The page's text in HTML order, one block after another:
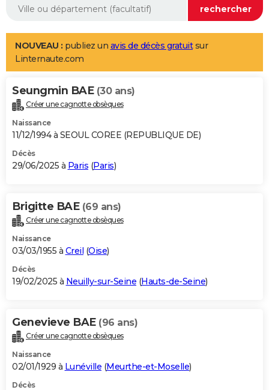
Aménagement intérieur
LIFESTYLE
Art de vivre
Bien-être
Loisirs
Mode
Modes de vie
Alimentation
Guide de la santé
Maladies
Médicaments
Sommeil
VOYAGE
Destinations
City break
Voyage nature
Voyage de noces
Forum
Climat
+PHOTO
GUIDES D'ACHAT
BONS PLANS
Carte de Noël
Carte Bonne année
Carte Saint-Valentin
Carte Pâques
Carte d'anniversaire
DICTIONNAIRE
Dictionnaire
Biographies
Citations
Expressions
Proverbes
PROGRAMME TV
S'inscrire
Se connecter
Lycées
Collèges
Primaires
Universités
Entreprises
Service militaire
Avis de recherche
AVIS DE DÉCÈS
Bricolage
Lifestyle
Culture
Sport
Auto
Television
Voyage
Cinema
NOUVEAU : publiez un avis de décès gratuitsur
Linternaute.com
Seungmin BAE (30 ans)
Créer une cagnotte obsèques
Naissance
11/12/1994 à SEOUL COREE (REPUBLIQUE DE)
Décès
29/06/2025 à Paris (Paris)
Brigitte BAE (69 ans)
Créer une cagnotte obsèques
Naissance
03/03/1955 à Creil (Oise)
Décès
19/02/2025 à Neuilly-sur-Seine (Hauts-de-Seine)
Genevieve BAE (96 ans)
Créer une cagnotte obsèques
Naissance
02/01/1929 à Lunéville (Meurthe-et-Moselle)
Décès